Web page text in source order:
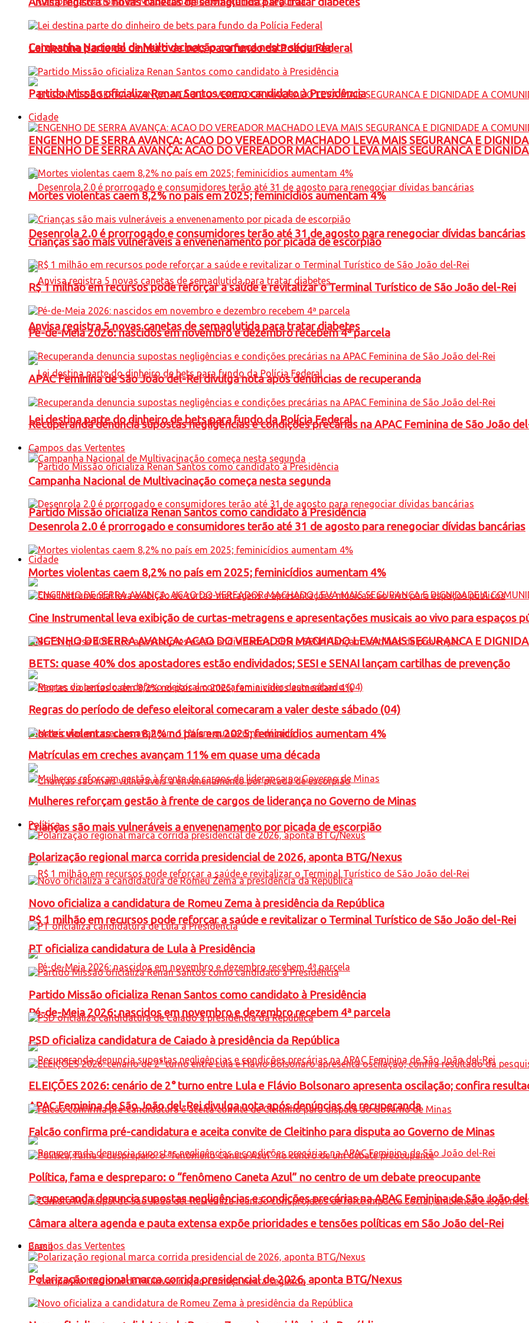
Campanha Nacional de Multivacinação começa nesta segunda
ENGENHO DE SERRA AVANÇA: ACAO DO VEREADOR MACHADO LEVA MAIS SEGURANCA E
Desenrola 2.0 é prorrogado e consumidores terão até 31 de agosto para renegociar dívidas bancárias
Anvisa registra 5 novas canetas de semaglutida para tratar diabetes
Lei destina parte do dinheiro de bets para fundo da Polícia Federal
Partido Missão oficializa Renan Santos como candidato à Presidência
Cidade
ENGENHO DE SERRA AVANÇA: ACAO DO VEREADOR MACHADO LEVA MAIS SEGURANCA E
Mortes violentas caem 8,2% no país em 2025; feminicídios aumentam 4%
Crianças são mais vulneráveis a envenenamento por picada de escorpião
R$ 1 milhão em recursos pode reforçar a saúde e revitalizar o Terminal Turístico de São João del-Rei
Pé-de-Meia 2026: nascidos em novembro e dezembro recebem 4ª parcela
APAC Feminina de São João del-Rei divulga nota após denúncias de recuperanda
Recuperanda denuncia supostas negligências e condições precárias na APAC Feminina de São João
Campos das Vertentes
Lei destina parte do dinheiro de bets para fundo da Polícia Federal
Partido Missão oficializa Renan Santos como candidato à Presidência
Cidade
ENGENHO DE SERRA AVANÇA: ACAO DO VEREADOR MACHADO LEVA MAIS SEGURANCA E
Mortes violentas caem 8,2% no país em 2025; feminicídios aumentam 4%
Crianças são mais vulneráveis a envenenamento por picada de escorpião
R$ 1 milhão em recursos pode reforçar a saúde e revitalizar o Terminal Turístico de São João del-Rei
Pé-de-Meia 2026: nascidos em novembro e dezembro recebem 4ª parcela
APAC Feminina de São João del-Rei divulga nota após denúncias de recuperanda
Recuperanda denuncia supostas negligências e condições precárias na APAC Feminina de São João
Campos das Vertentes
Campanha Nacional de Multivacinação começa nesta segunda
Desenrola 2.0 é prorrogado e consumidores terão até 31 de agosto para renegociar dívidas bancárias
Mortes violentas caem 8,2% no país em 2025; feminicídios aumentam 4%
Cine Instrumental leva exibição de curtas-metragens e apresentações musicais ao vivo para espaços
BETS: quase 40% dos apostadores estão endividados; SESI e SENAI lançam cartilhas de prevenção
Regras do período de defeso eleitoral comecaram a valer deste sábado (04)
Matrículas em creches avançam 11% em quase uma década
Mulheres reforçam gestão à frente de cargos de liderança no Governo de Minas
Política
Polarização regional marca corrida presidencial de 2026, aponta BTG/Nexus
Novo oficializa a candidatura de Romeu Zema à presidência da República
PT oficializa candidatura de Lula à Presidência
Partido Missão oficializa Renan Santos como candidato à Presidência
PSD oficializa candidatura de Caiado à presidência da República
ELEIÇÕES 2026: cenário de 2° turno entre Lula e Flávio Bolsonaro apresenta oscilação; confira
Falcão confirma pré-candidatura e aceita convite de Cleitinho para disputa ao Governo de Minas
Política, fama e despreparo: o “fenômeno Caneta Azul” no centro de um debate preocupante
Câmara altera agenda e pauta extensa expõe prioridades e tensões políticas em São João del-Rei
Brasil
Polarização regional marca corrida presidencial de 2026, aponta BTG/Nexus